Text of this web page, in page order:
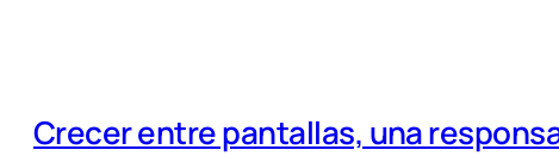
Crecer entre pantallas, una